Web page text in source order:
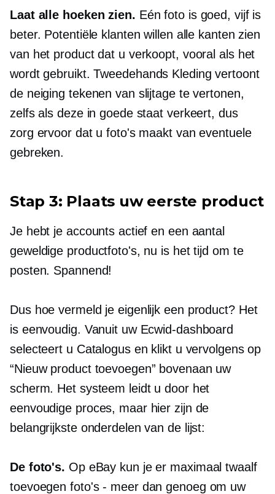
Laat alle hoeken zien. Eén foto is goed, vijf is
beter. Potentiële klanten willen alle kanten zien
van het product dat u verkoopt, vooral als het
wordt gebruikt.Tweedehands Kleding vertoont
de neiging tekenen van slijtage te vertonen,
zelfs als deze in goede staat verkeert, dus
zorg ervoor dat u foto's maakt van eventuele
gebreken.
Stap 3: Plaats uw eerste product
Je hebt je accounts actief en een aantal
geweldige productfoto's, nu is het tijd om te
posten. Spannend!
Dus hoe vermeld je eigenlijk een product? Het
is eenvoudig. Vanuit uw Ecwid-dashboard
selecteert u Catalogus en klikt u vervolgens op
“Nieuw product toevoegen” bovenaan uw
scherm. Het systeem leidt u door het
eenvoudige proces, maar hier zijn de
belangrijkste onderdelen van de lijst:
De foto's. Op eBay kun je er maximaal twaalf
toevoegenfoto's - meerdan genoeg om uw